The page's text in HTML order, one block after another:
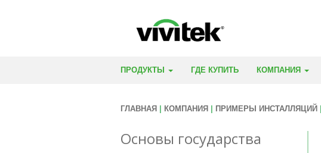
ПРОДУКТЫ ГДЕ КУПИТЬ КОМПАНИЯ
ГЛАВНАЯ КОМПАНИЯ ПРИМЕРЫ ИНСТАЛЛЯЦИЙ
Основы государства